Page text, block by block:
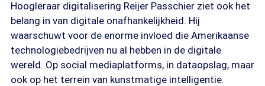
Hoogleraar digitalisering Reijer Passchier ziet ook het
belang in van digitale onafhankelijkheid. Hij
waarschuwt voor de enorme invloed die Amerikaanse
technologiebedrijven nu al hebben in de digitale
wereld. Op social mediaplatforms, in dataopslag, maar
ook op het terrein van kunstmatige intelligentie.